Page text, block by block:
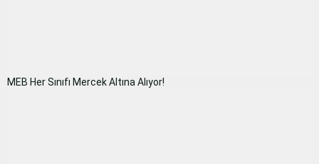
MEB Her Sınıfı Mercek Altına Alıyor!